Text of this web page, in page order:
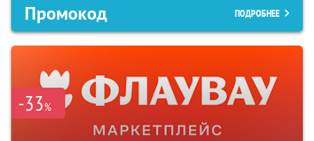
Промокод ПОДРОБНЕЕ
-33%